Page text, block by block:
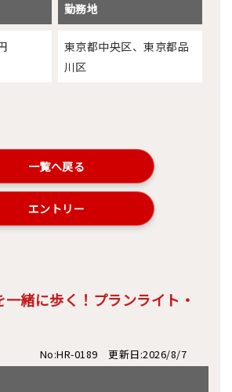
勤務地
東京都中央区、東京都品
川区
一覧へ戻る
エントリー
緒に歩く！プランライト・
No:HR-0189 更新日:2026/8/7